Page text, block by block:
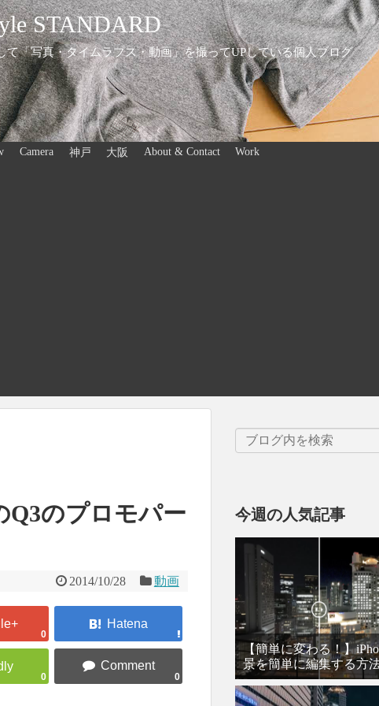
STANDARD
「写真・タイムラプス・動画」を撮ってUPしている個人ブログ
Camera 神戸 大阪 About & Contact Work
のプロモパー
2014/10/28 動画
0
0 0
今週の人気記事
【簡単に変わる！】
景を簡単に編集する方